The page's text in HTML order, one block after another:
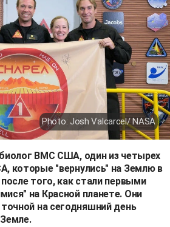
Photo: ​​​​​​Josh Valcarcel/ NASA
ВМС США, один из четырех
которые "вернулись" на Землю в
того, как стали первыми
на Красной планете. Они
на сегодняшний день